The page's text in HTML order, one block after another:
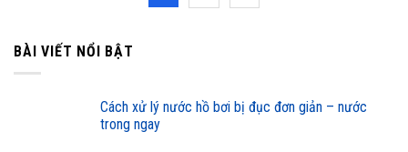
BÀI VIẾT NỔI BẬT
cách xử lý nước hồ bơi bị đục đơn giản – nước
trong ngay